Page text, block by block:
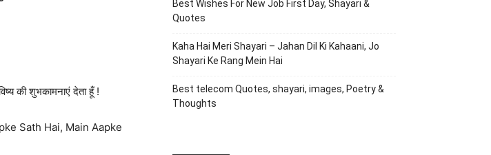
की शुभकामनाएं देता हूँ !
Sath Hai, Main Aapke
Best Wishes For New Job First Day, Shayari &
Quotes
Kaha Hai Meri Shayari – Jahan Dil Ki Kahaani, Jo
Shayari Ke Rang Mein Hai
Best telecom Quotes, shayari, images, Poetry &
Thoughts